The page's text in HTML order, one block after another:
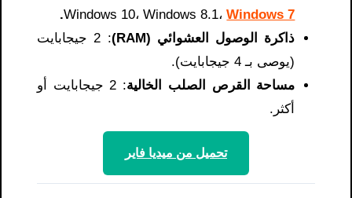
Windows 10، Windows 8.1،Windows 7
.
ذاكرة الوصول العشوائي (RAM)
: 2 جيجابايت
(يوصى بـ 4 جيجابايت).
مساحة القرص الصلب الخالية
: 2 جيجابايت أو
أكثر.
تحميل من ميديا ​​فاير